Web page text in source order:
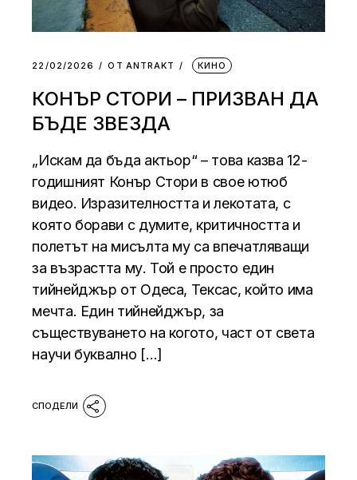
22/02/2026 ОТ АNTRAKT КИНО
КОНЪР СТОРИ – ПРИЗВАН ДА
БЪДЕ ЗВЕЗДА
„Искам да бъда актьор“ – това казва 12-
годишният Конър Стори в свое ютюб
видео. Изразителността и лекотата, с
която борави с думите, критичността и
полетът на мисълта му са впечатляващи
за възрастта му. Той е просто един
тийнейджър от Одеса, Тексас, който има
мечта. Един тийнейджър, за
съществуването на когото, част от света
научи буквално […]